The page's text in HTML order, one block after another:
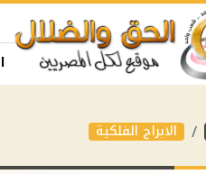
الابراج الفلكية